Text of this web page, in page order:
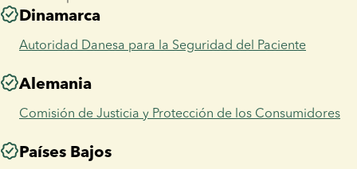
Dinamarca
Autoridad Danesa para la Seguridad del Paciente
Alemania
Comisión de Justicia y Protección de los Consumidores
Países Bajos